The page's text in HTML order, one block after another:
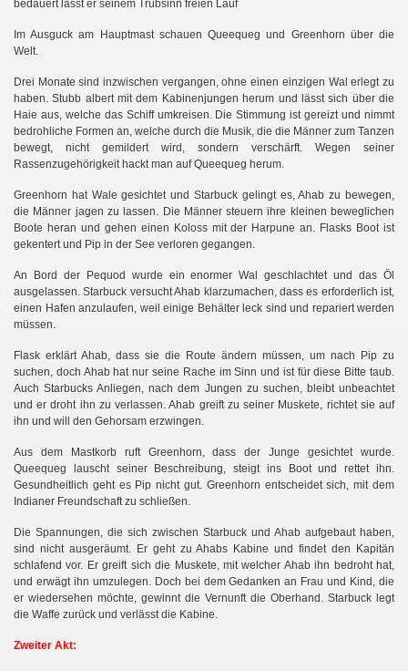
bedauert lässt er seinem Trübsinn freien Lauf
Im Ausguck am Hauptmast schauen Queequeg und Greenhorn über die
Welt.
Drei Monate sind inzwischen vergangen, ohne einen einzigen Wal erlegt zu
haben. Stubb albert mit dem Kabinenjungen herum und lässt sich über die
Haie aus, welche das Schiff umkreisen. Die Stimmung ist gereizt und nimmt
bedrohliche Formen an, welche durch die Musik, die die Männer zum Tanzen
bewegt, nicht gemildert wird, sondern verschärft. Wegen seiner
Rassenzugehörigkeit hackt man auf Queequeg herum.
Greenhorn hat Wale gesichtet und Starbuck gelingt es, Ahab zu bewegen,
die Männer jagen zu lassen. Die Männer steuern ihre kleinen beweglichen
Boote heran und gehen einen Koloss mit der Harpune an. Flasks Boot ist
gekentert und Pip in der See verloren gegangen.
An Bord der Pequod wurde ein enormer Wal geschlachtet und das Öl
ausgelassen. Starbuck versucht Ahab klarzumachen, dass es erforderlich ist,
einen Hafen anzulaufen, weil einige Behälter leck sind und repariert werden
müssen.
Flask erklärt Ahab, dass sie die Route ändern müssen, um nach Pip zu
suchen, doch Ahab hat nur seine Rache im Sinn und ist für diese Bitte taub.
Auch Starbucks Anliegen, nach dem Jungen zu suchen,bleibt unbeachtet
und er droht ihn zu verlassen. Ahab greift zu seiner Muskete, richtet sie auf
ihn und will
den Gehorsam erzwingen.
Aus dem Mastkorb ruft Greenhorn, dass der Junge gesichtet wurde.
Queequeg lauscht seiner Beschreibung, steigt ins Boot und rettet ihn.
Gesundheitlich geht es Pip nicht gut. Greenhorn entscheidet sich, mit dem
Indianer Freundschaft zu schließen.
Die Spannungen, die sich zwischen Starbuck und Ahab aufgebaut haben,
sind nicht ausgeräumt. Er geht zu Ahabs Kabine und findet den Kapitän
schlafend vor. Er greift sich die Muskete, mit welcher Ahab ihn bedroht hat,
und erwägt ihn umzulegen. Doch bei dem Gedanken an Frau und Kind, die
er wiedersehen möchte, gewinnt die Vernunft die Oberhand. Starbuck legt
die Waffe zurück und verlässt die Kabine.
Zweiter Akt: